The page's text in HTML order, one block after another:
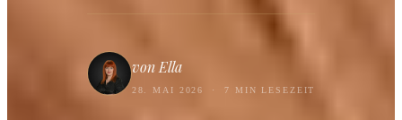
von Ella
28. MAI 2026 · 7 MIN LESEZEIT